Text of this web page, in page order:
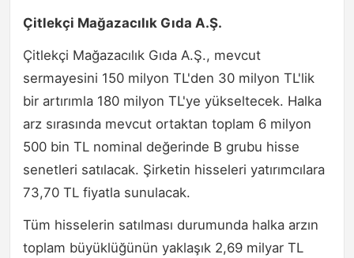
Çitlekçi Mağazacılık Gıda A.Ş.
Çitlekçi Mağazacılık Gıda A.Ş., mevcut
sermayesini 150 milyon TL'den 30 milyon TL'lik
bir artırımla 180 milyon TL'ye yükseltecek. Halka
arz sırasında mevcut ortaktan toplam 6 milyon
500 bin TL nominal değerinde B grubu hisse
senetleri satılacak. Şirketin hisseleri yatırımcılara
73,70 TL fiyatla sunulacak.
Tüm hisselerin satılması durumunda halka arzın
toplam büyüklüğünün yaklaşık 2,69 milyar TL